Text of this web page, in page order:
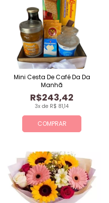
COMPRAR
3x de R$ 81,14
R$243,42
Mini Cesta De Café Da Da
Manhã